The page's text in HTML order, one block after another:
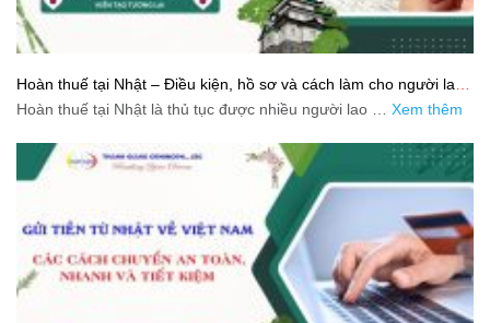
Hoàn thuế tại Nhật – Điều kiện, hồ sơ và cách làm cho người lao
động
Hoàn thuế tại Nhật là thủ tục được nhiều người lao … Xem thêm